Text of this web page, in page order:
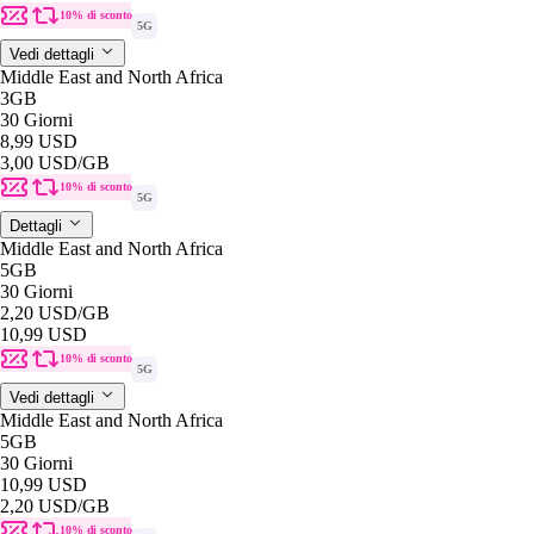
10% di sconto
5G
Vedi dettagli
Middle East and North Africa
3GB
30 Giorni
8,99 USD
3,00 USD/GB
10% di sconto
5G
Dettagli
Middle East and North Africa
5GB
30 Giorni
2,20 USD/GB
10,99 USD
10% di sconto
5G
Vedi dettagli
Middle East and North Africa
5GB
30 Giorni
10,99 USD
2,20 USD/GB
10% di sconto